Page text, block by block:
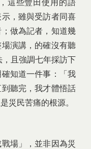
這些豐田使用的語
，雖與受訪者同喜
做為記者，知道幾
演講，的確沒有聽
且強調七年採訪下
知道一件事：「我
聽完，我才體悟話
災民苦痛的根源。
場」，並非因為災